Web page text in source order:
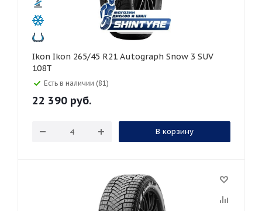
Ikon Ikon 265/45 R21 Autograph Snow 3 SUV
108T
Есть в наличии (81)
22 390 руб.
В корзину